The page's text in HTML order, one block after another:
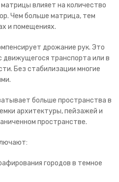
влияет на количество
Чем больше матрица, тем
и помещениях.
дрожание рук. Это
движущегося транспорта или в
Без стабилизации многие
больше пространства в
архитектуры, пейзажей и
пространстве.
городов в темное